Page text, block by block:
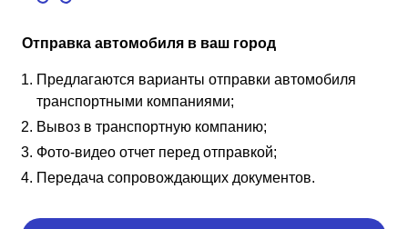
Отправка автомобиля в ваш город
Предлагаются варианты отправки автомобиля
транспортными компаниями;
Вывоз в транспортную компанию;
Фото-видео отчет перед отправкой;
Передача сопровождающих документов.